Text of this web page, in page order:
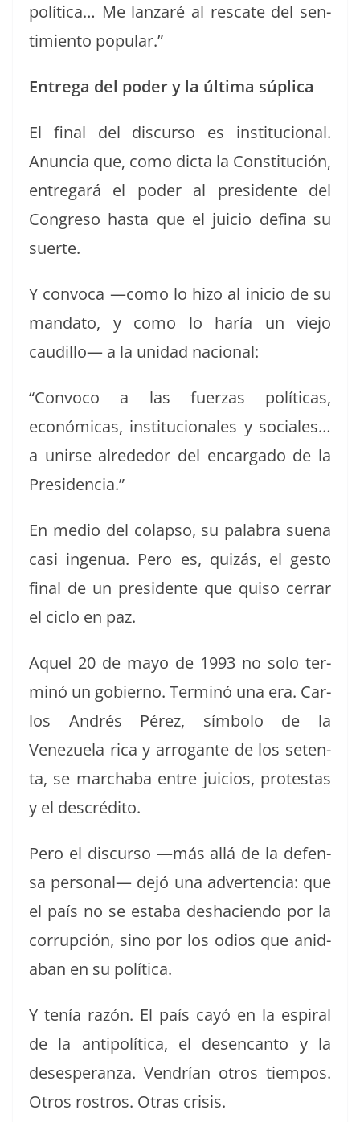
políti­ca… Me lan­zaré al rescate del sen­
timien­to popular.”
Entre­ga del poder y la últi­ma súplica
El final del dis­cur­so es insti­tu­cional.
Anun­cia que, como dic­ta la Con­sti­tu­ción,
entre­gará el poder al pres­i­dente del
Con­gre­so has­ta que el juicio defi­na su
suerte.
Y con­vo­ca —como lo hizo al ini­cio de su
manda­to, y como lo haría un viejo
caudil­lo— a la unidad nacional:
“Con­vo­co a las fuerzas políti­cas,
económi­cas, insti­tu­cionales y sociales…
a unirse alrede­dor del encar­ga­do de la
Presidencia.”
En medio del colap­so, su pal­abra sue­na
casi ingen­ua. Pero es, quizás, el gesto
final de un pres­i­dente que quiso cer­rar
el ciclo en paz.
Aquel 20 de mayo de 1993 no solo ter­
minó un gob­ier­no. Ter­minó una era. Car­
los Andrés Pérez, sím­bo­lo de la
Venezuela rica y arro­gante de los seten­
ta, se march­a­ba entre juicios, protes­tas
y el descrédito.
Pero el dis­cur­so —más allá de la defen­
sa per­son­al— dejó una adver­ten­cia: que
el país no se esta­ba desha­cien­do por la
cor­rup­ción, sino por los odios que anid­
a­ban en su política.
Y tenía razón. El país cayó en la espi­ral
de la antipolíti­ca, el des­en­can­to y la
deses­per­an­za. Ven­drían otros tiem­pos.
Otros ros­tros. Otras crisis.